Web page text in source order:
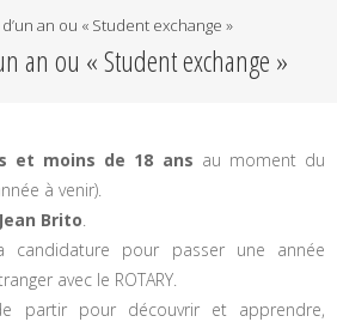
an ou « Student exchange »
an ou « Student exchange »
et moins de 18 ans au moment du
à venir).
Brito
candidature pour passer une année
avec le ROTARY.
partir pour découvrir et apprendre,